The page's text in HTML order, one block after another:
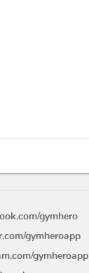
gymhero
gymheroapp
gymheroapp